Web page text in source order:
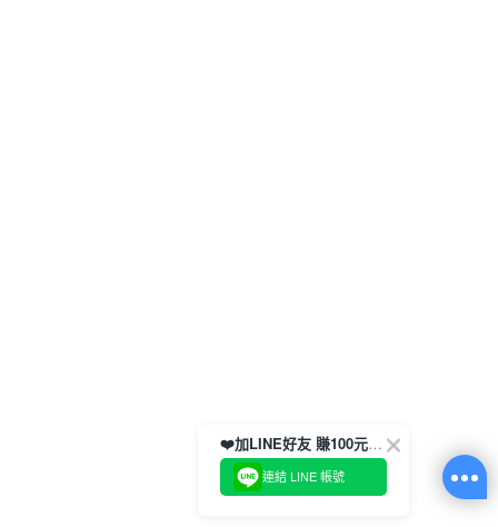
❤️加LINE好友 賺100元券！
連結 LINE 帳號